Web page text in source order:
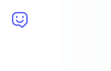
Brain Bot